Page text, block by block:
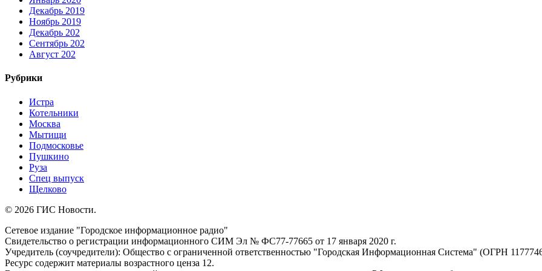
Декабрь 2019
Ноябрь 2019
Декабрь 202
Сентябрь 202
Август 202
Рубрики
Истра
Котельники
Москва
Мытищи
Подмосковье
Пушкино
Руза
Спец выпуск
Щелково
© 2026 ГИС Новости.
Сетевое издание "Городское информационное радио"
Свидетельство о регистрации информационного СИМ Эл № ФС77-77665 от 17 января 2020 г.
Учредитель (соучредители): Общество с ограниченной ответственностью "Городская Информационная Система" (ОГРН
Ресурс содержит материалы возрастного ценза 12.